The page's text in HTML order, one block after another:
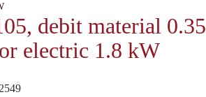
debit material 0.35
electric 1.8 kW